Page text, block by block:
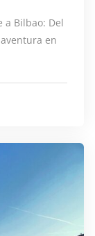
a Bilbao: Del
en